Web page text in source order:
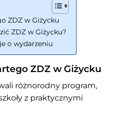
ZDZ w Giżycku
ZDZ w Giżycku?
o wydarzeniu
ZDZ w Giżycku
różnorodny program,
z praktycznymi